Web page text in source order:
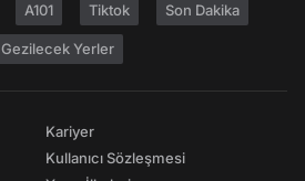
A101 Tiktok Son Dakika
Gezilecek Yerler
Kariyer
Kullanıcı Sözleşmesi